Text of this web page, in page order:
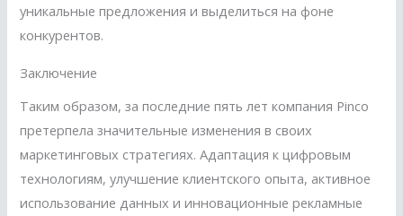
уникальные предложения и выделиться на фоне
конкурентов.
Заключение
Таким образом, за последние пять лет компания Pinco
претерпела значительные изменения в своих
маркетинговых стратегиях. Адаптация к цифровым
технологиям, улучшение клиентского опыта, активное
использование данных и инновационные рекламные